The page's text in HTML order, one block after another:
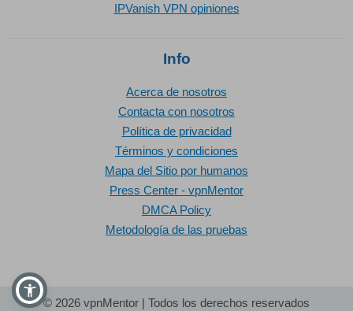
IPVanish VPN opiniones
Info
Acerca de nosotros
Contacta con nosotros
Política de privacidad
Términos y condiciones
Mapa del Sitio por humanos
Press Center - vpnMentor
DMCA Policy
Metodología de las pruebas
© 2026 vpnMentor | Todos los derechos reservados